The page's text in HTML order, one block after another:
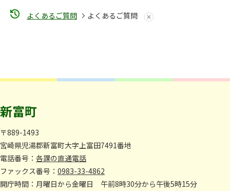
よくあるご質問 よくあるご質問
新富町
〒889-1493
宮崎県児湯郡新富町大字上富田7491番地
電話番号： 各課の直通電話
ファックス番号： 0983-33-4862
開庁時間：月曜日から金曜日 午前8時30分から午後5時15分